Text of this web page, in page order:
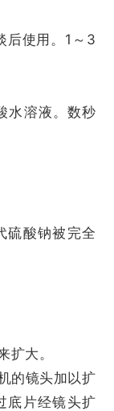
后使用。1～3
水溶液。数秒
硫酸钠被完全
扩大。
的镜头加以扩
底片经镜头扩